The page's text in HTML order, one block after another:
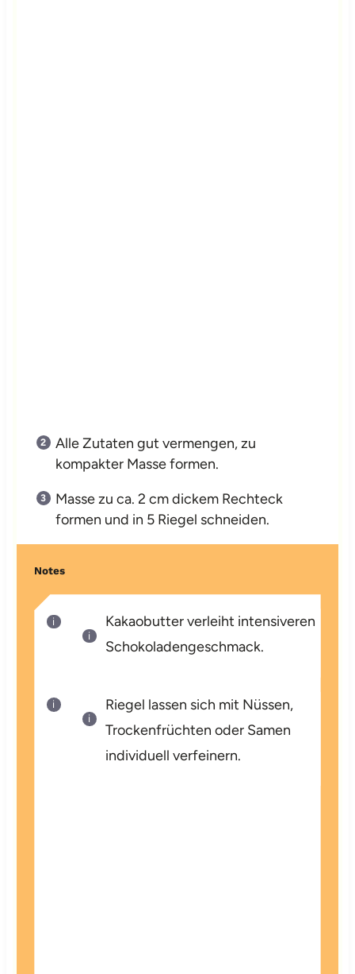
Alle Zutaten gut vermengen, zu
kompakter Masse formen.
Masse zu ca. 2 cm dickem Rechteck
formen und in 5 Riegel schneiden.
Notes
Kakaobutter verleiht intensiveren
Schokoladengeschmack.
Riegel lassen sich mit Nüssen,
Trockenfrüchten oder Samen
individuell verfeinern.